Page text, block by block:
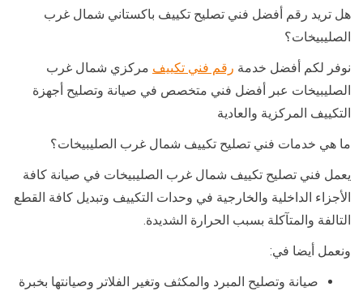
هل تريد رقم أفضل فني تصليح تكييف باكستاني شمال غرب
الصليبيخات؟
نوفر لكم أفضل خدمة رقم فني تكييف مركزي شمال غرب
الصليبيخات عبر أفضل فني متخصص في صيانة وتصليح أجهزة
التكييف المركزية والعادية
ما هي خدمات فني تصليح تكييف شمال غرب الصليبيخات؟
يعمل فني تصليح تكييف شمال غرب الصليبيخات في صيانة كافة
الأجزاء الداخلية والخارجية في وحدات التكييف وتبديل كافة القطع
التالفة والمتآكلة بسبب الحرارة الشديدة.
ونعمل أيضا في:
صيانة وتصليح المبرد والمكثف وتغير الفلاتر وصيانتها بخبرة